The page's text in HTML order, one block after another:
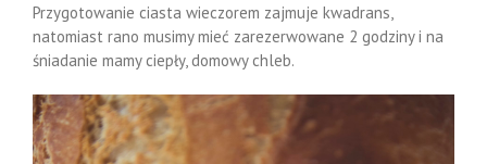
Przygotowanie ciasta wieczorem zajmuje kwadrans,
natomiast rano musimy mieć zarezerwowane 2 godziny i na
śniadanie mamy ciepły, domowy chleb.